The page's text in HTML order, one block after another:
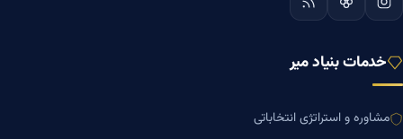
خدمات بنیاد میر
مشاوره و استراتژی انتخاباتی